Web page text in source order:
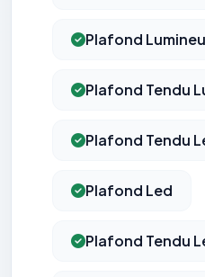
Plafond
Plafond Tendu
Plafond Tendu
Plafond Led
Plafond Tendu